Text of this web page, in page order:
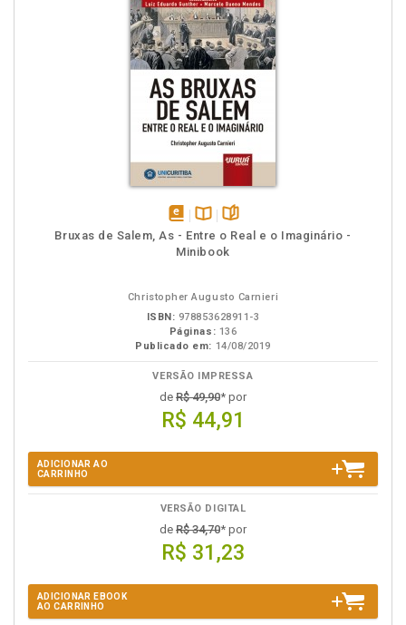
disponível
em
Disponível
na
páginas
Bruxas de Salem, As - Entre o Real e o Imaginário -
Minibook
Christopher Augusto Carnieri
ISBN: 978853628911-3
Páginas: 136
Publicado em: 14/08/2019
VERSÃO IMPRESSA
de R$ 49,90* por
R$ 44,91
ADICIONAR AO
CARRINHO
VERSÃO DIGITAL
de R$ 34,70* por
R$ 31,23
ADICIONAR EBOOK
AO CARRINHO